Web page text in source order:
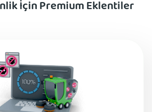
İçin Premium Eklentiler